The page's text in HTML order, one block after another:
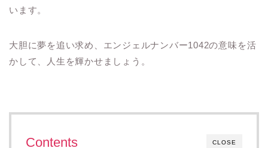
います。
大胆に夢を追い求め、エンジェルナンバー1042の意味を活
かして、人生を輝かせましょう。
CLOSE
Contents